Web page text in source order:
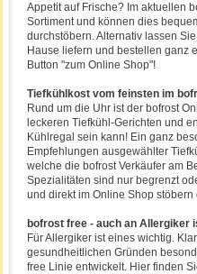
Appetit auf Frische? Im aktuellen
Sortiment und können dies
durchstöbern. Alternativ lassen
Hause liefern und bestellen ganz
Button "zum Online Shop"!
Tiefkühlkost vom feinsten im
Rund um die Uhr ist der bofrost
leckeren Tiefkühl-Gerichten und
Kühlregal sein kann! Ein ganz
Empfehlungen ausgewählter
welche die bofrost Verkäufer am
Spezialitäten sind nur begrenzt
und direkt im Online Shop
bofrost free - auch an Allergiker
Für Allergiker ist eines wichtig.
gesundheitlichen Gründen
free Linie entwickelt. Hier finden